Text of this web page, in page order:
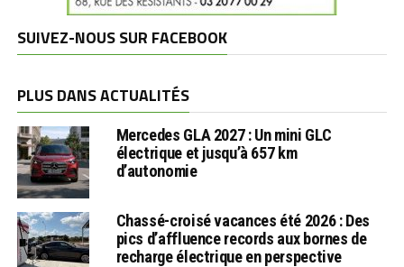
SUIVEZ-NOUS SUR FACEBOOK
PLUS DANS ACTUALITÉS
Mercedes GLA 2027 : Un mini GLC
électrique et jusqu’à 657 km
d’autonomie
Chassé-croisé vacances été 2026 : Des
pics d’affluence records aux bornes de
recharge électrique en perspective